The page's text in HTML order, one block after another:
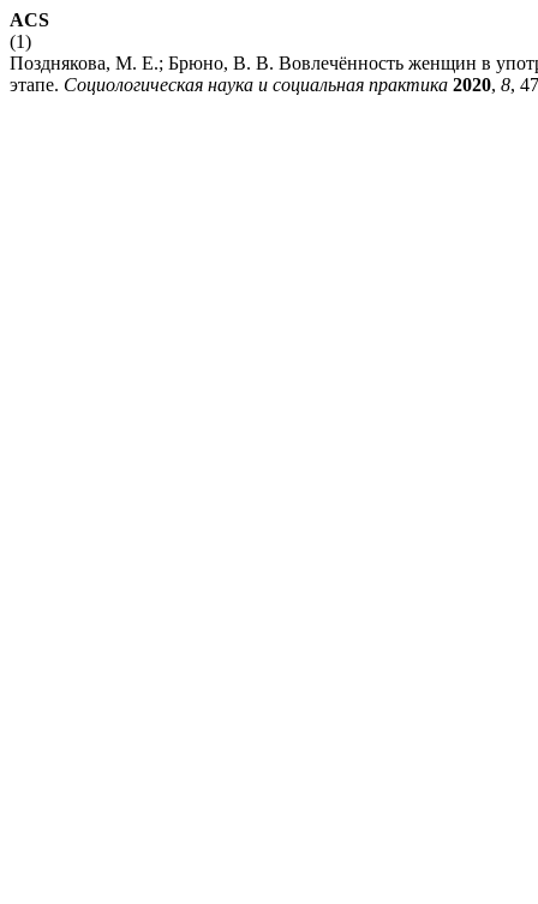
ACS
(1)
Позднякова, М. Е.; Брюно, В. В. Вовлечённость женщин в
этапе. Социологическая наука и социальная практика 2020, 8,